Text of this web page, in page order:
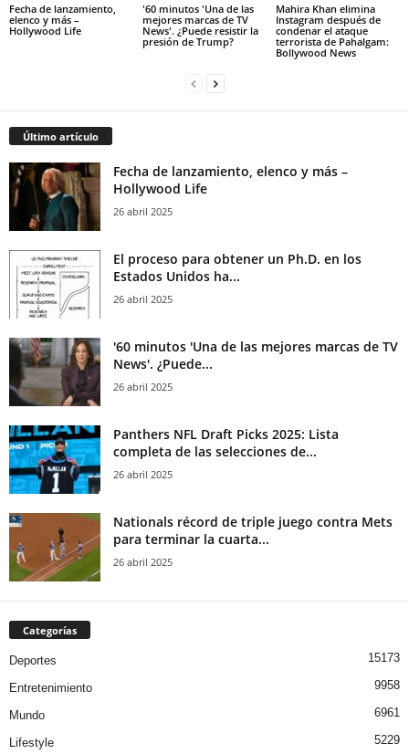
Fecha de lanzamiento,
elenco y más –
Hollywood Life
'60 minutos 'Una de las
mejores marcas de TV
News'. ¿Puede resistir la
presión de Trump?
Mahira Khan elimina
Instagram después de
condenar el ataque
terrorista de Pahalgam:
Bollywood News
Último artículo
Fecha de lanzamiento, elenco y más –
Hollywood Life
26 abril 2025
El proceso para obtener un Ph.D. en los
Estados Unidos ha...
26 abril 2025
'60 minutos 'Una de las mejores marcas de TV
News'. ¿Puede...
26 abril 2025
Panthers NFL Draft Picks 2025: Lista
completa de las selecciones de...
26 abril 2025
Nationals récord de triple juego contra Mets
para terminar la cuarta...
26 abril 2025
Categorías
Deportes 15173
Entretenimiento 9958
Mundo 6961
Lifestyle 5229